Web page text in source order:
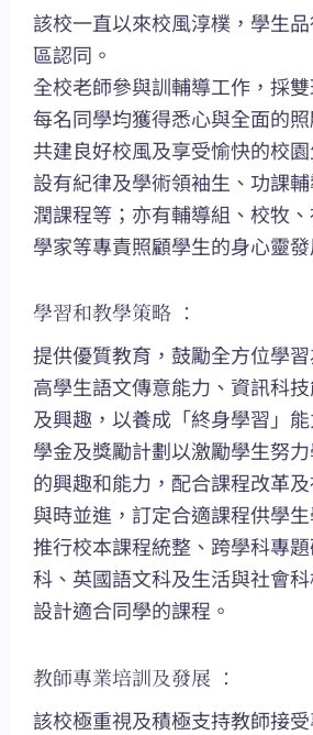
該校一直以來校風淳樸，學生
區認同。
全校老師參與訓輔導工作，採
每名同學均獲得悉心與全面的照
共建良好校風及享受愉快的校園
設有紀律及學術領袖生、功課
潤課程等；亦有輔導組、校牧
學家等專責照顧學生的身心靈發
學習和教學策略 ：
提供優質教育，鼓勵全方位學
高學生語文傳意能力、資訊科
及興趣，以養成「終身學習」
學金及獎勵計劃以激勵學生努
的興趣和能力，配合課程改革及
與時並進，訂定合適課程供學
推行校本課程統整、跨學科專
科、英國語文科及生活與社會
設計適合同學的課程。
教師專業培訓及發展 ：
該校極重視及積極支持教師接